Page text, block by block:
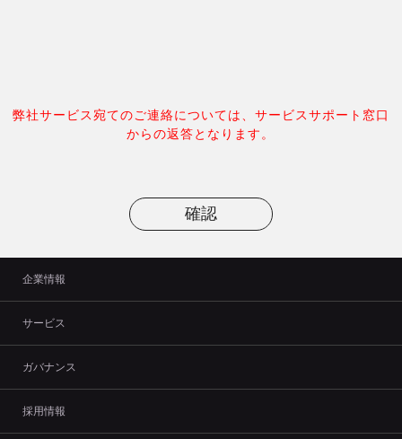
弊社サービス宛てのご連絡については、サービスサポート窓口
からの返答となります。
企業情報
サービス
ガバナンス
採用情報